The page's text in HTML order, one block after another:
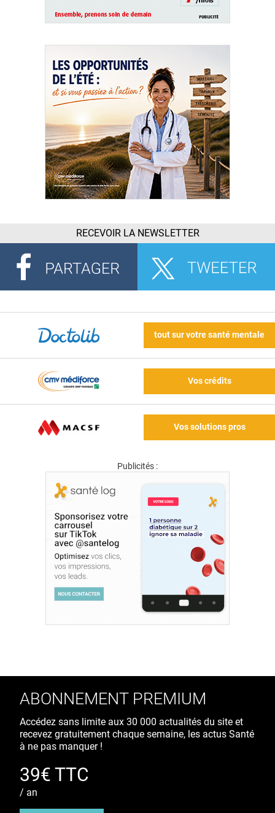
RECEVOIR LA NEWSLETTER
tout sur votre santé mentale
Vos crédits
Vos solutions pros
Publicités :
ABONNEMENT PREMIUM
Accédez sans limite aux 30 000 actualités du site et
recevez gratuitement chaque semaine, les actus Santé
à ne pas manquer !
39€ TTC
/ an